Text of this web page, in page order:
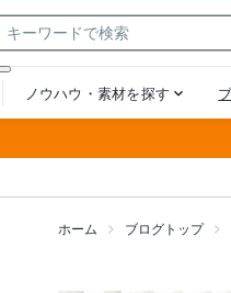
ホーム ブログトップ